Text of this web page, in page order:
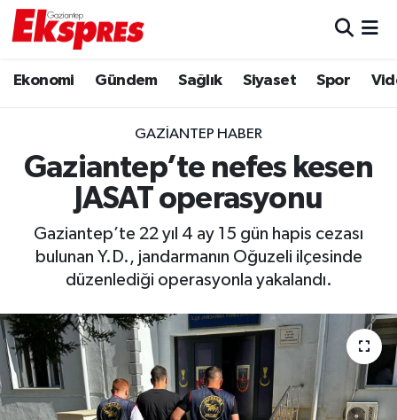
Ekonomi Gündem Sağlık Siyaset Spor
GAZIANTEP HABER
Gaziantep’te nefes kesen
JASAT operasyonu
Gaziantep’te 22 yıl 4 ay 15 gün hapis cezası
bulunan Y.D., jandarmanın Oğuzeli ilçesinde
düzenlediği operasyonla yakalandı.
Ekonomi
Gaziantep son dakika
Genel
Gündem
Kültür Sanat
Magazin
Trafik Durumu
Puan Durumu ve Fikstür
Tüm Manşetler
Son Dakika Haberleri